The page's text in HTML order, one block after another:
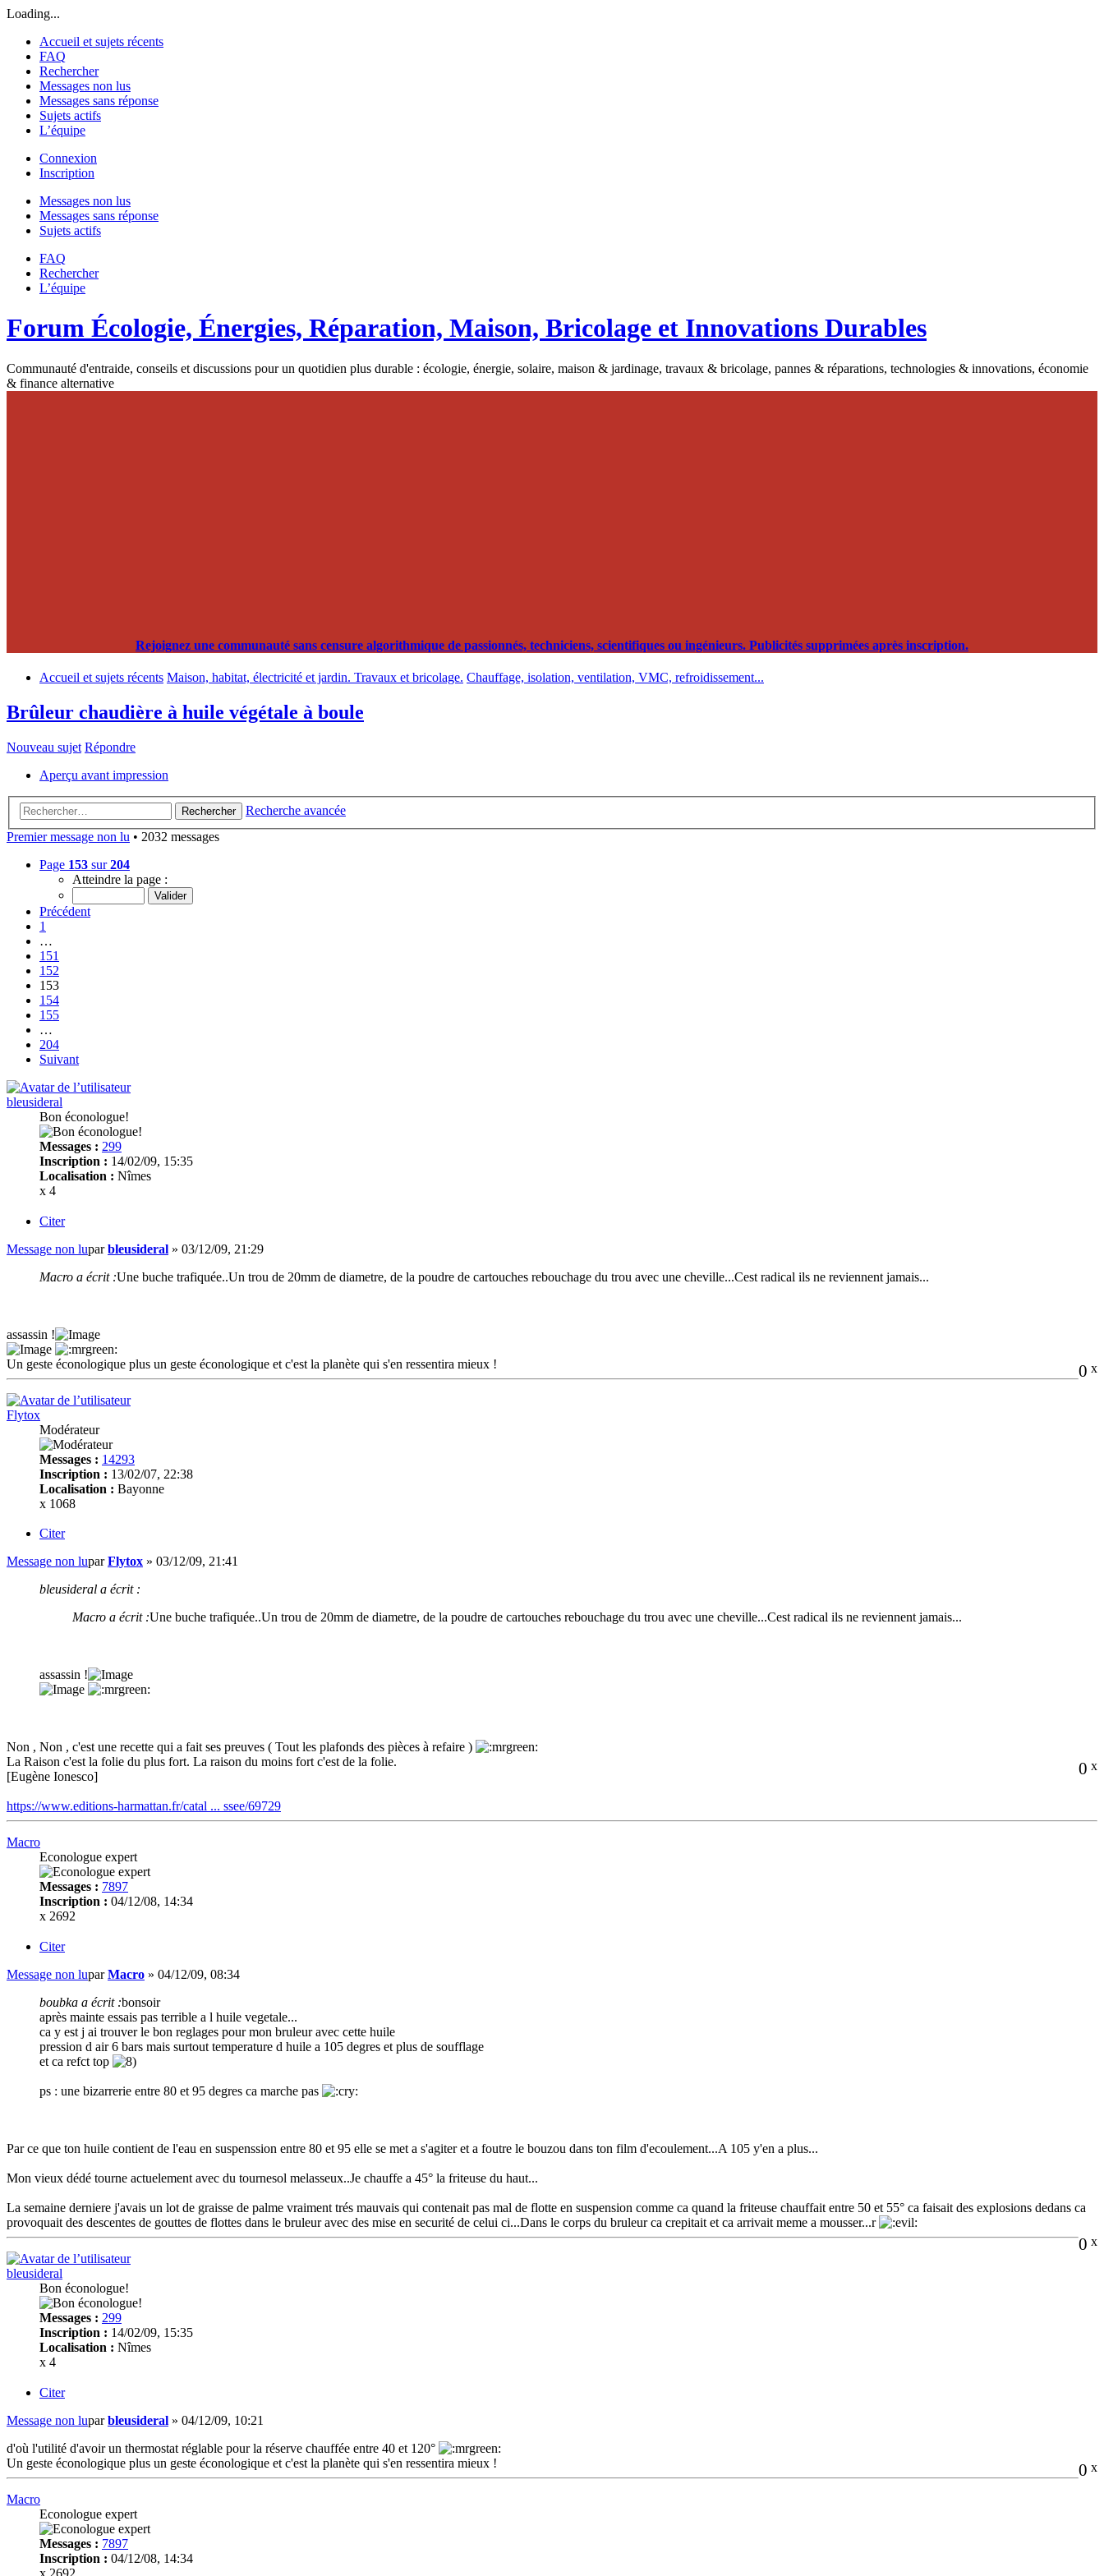
Loading...
Accueil et sujets récents
FAQ
Rechercher
Messages non lus
Messages sans réponse
Sujets actifs
L’équipe
Connexion
Inscription
Messages non lus
Messages sans réponse
Sujets actifs
FAQ
Rechercher
L’équipe
Forum Écologie, Énergies, Réparation, Maison, Bricolage et Innovations Durables
Communauté d'entraide, conseils et discussions pour un quotidien plus durable : écologie, énergie, solaire, maison & jardinage, travaux & bricolage, pannes & réparations, technologies & innovations, économie
& finance alternative
Rejoignez une communauté sans censure algorithmique de passionnés, techniciens, scientifiques ou ingénieurs. Publicités supprimées après inscription.
Accueil et sujets récents Maison, habitat, électricité et jardin. Travaux et bricolage. Chauffage, isolation, ventilation, VMC, refroidissement...
Brûleur chaudière à huile végétale à boule
Nouveau sujet Répondre
Aperçu avant impression
Rechercher
Recherche avancée
Premier message non lu • 2032 messages
Page 153 sur204
Atteindre la page :
Précédent
1
…
151
152
153
154
155
…
204
Suivant
bleusideral
Bon éconologue!
Messages : 299
Inscription : 14/02/09, 15:35
Localisation : Nîmes
x 4
Citer
Message non luparbleusideral » 03/12/09, 21:29
Macro a écrit :Une buche trafiquée..Un trou de 20mm de diametre, de la poudre de cartouches rebouchage du trou avec une cheville...Cest radical ils ne reviennent jamais...
assassin !
0 x
Un geste éconologique plus un geste éconologique et c'est la planète qui s'en ressentira mieux !
Flytox
Modérateur
Messages : 14293
Inscription : 13/02/07, 22:38
Localisation : Bayonne
x 1068
Citer
Message non luparFlytox » 03/12/09, 21:41
bleusideral a écrit :
Macro a écrit :Une buche trafiquée..Un trou de 20mm de diametre, de la poudre de cartouches rebouchage du trou avec une cheville...Cest radical ils ne reviennent jamais...
assassin !
Non , Non , c'est une recette qui a fait ses preuves ( Tout les plafonds des pièces à refaire )
0 x
La Raison c'est la folie du plus fort. La raison du moins fort c'est de la folie.
[Eugène Ionesco]
https://www.editions-harmattan.fr/catal ... ssee/69729
Macro
Econologue expert
Messages : 7897
Inscription : 04/12/08, 14:34
x 2692
Citer
Message non luparMacro » 04/12/09, 08:34
boubka a écrit :bonsoir
après mainte essais pas terrible a l huile vegetale...
ca y est j ai trouver le bon reglages pour mon bruleur avec cette huile
pression d air 6 bars mais surtout temperature d huile a 105 degres et plus de soufflage
et ca refct top
ps : une bizarrerie entre 80 et 95 degres ca marche pas
Par ce que ton huile contient de l'eau en suspenssion entre 80 et 95 elle se met a s'agiter et a foutre le bouzou dans ton film d'ecoulement...A 105 y'en a plus...
Mon vieux dédé tourne actuelement avec du tournesol melasseux..Je chauffe a 45° la friteuse du haut...
La semaine derniere j'avais un lot de graisse de palme vraiment trés mauvais qui contenait pas mal de flotte en suspension comme ca quand la friteuse chauffait entre 50 et 55° ca faisait des explosions dedans ca
provoquait des descentes de gouttes de flottes dans le bruleur avec des mise en securité de celui ci...Dans le corps du bruleur ca crepitait et ca arrivait meme a mousser...r
0 x
bleusideral
Bon éconologue!
Messages : 299
Inscription : 14/02/09, 15:35
Localisation : Nîmes
x 4
Citer
Message non luparbleusideral » 04/12/09, 10:21
d'où l'utilité d'avoir un thermostat réglable pour la réserve chauffée entre 40 et 120°
0 x
Un geste éconologique plus un geste éconologique et c'est la planète qui s'en ressentira mieux !
Macro
Econologue expert
Messages : 7897
Inscription : 04/12/08, 14:34
x 2692